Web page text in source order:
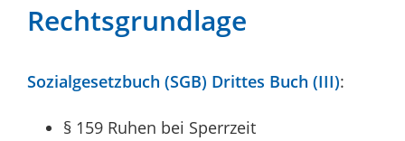
Rechtsgrundlage
Sozialgesetzbuch (SGB) Drittes Buch (III):
§ 159 Ruhen bei Sperrzeit